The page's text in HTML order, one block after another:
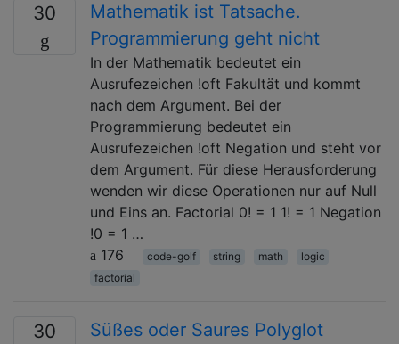
30
Mathematik ist Tatsache.
Programmierung geht nicht
In der Mathematik bedeutet ein
Ausrufezeichen !oft Fakultät und kommt
nach dem Argument. Bei der
Programmierung bedeutet ein
Ausrufezeichen !oft Negation und steht vor
dem Argument. Für diese Herausforderung
wenden wir diese Operationen nur auf Null
und Eins an. Factorial 0! = 1 1! = 1 Negation
!0 = 1 …
176
code-golf string math
logic
factorial
30 Süßes oder Saures Polyglot